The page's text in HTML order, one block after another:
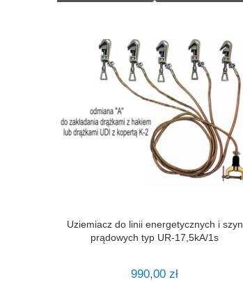
Uziemiacz do linii energetycznych i szyn
prądowych typ UR-17,5kA/1s
990,00 zł